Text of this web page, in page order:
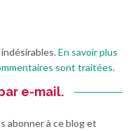
En savoir plus
sont traitées.
e-mail.
abonner à ce blog et